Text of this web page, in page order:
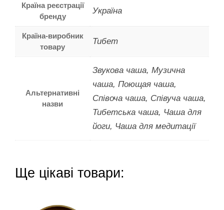
Країна реєстрації
бренду
Україна
Країна-виробник
товару
Тибет
Альтернативні
назви
Звукова чаша, Музична
чаша, Поющая чаша,
Співоча чаша, Співуча чаша,
Тибетська чаша, Чаша для
йоги, Чаша для медитації
Ще цікаві товари: